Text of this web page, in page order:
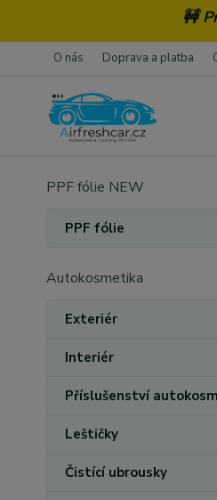
🚧
O nás Doprava a platba
PPF fólie NEW
PPF fólie
Autokosmetika
Exteriér
Interiér
Příslušenství
Leštičky
Čistící ubrousky